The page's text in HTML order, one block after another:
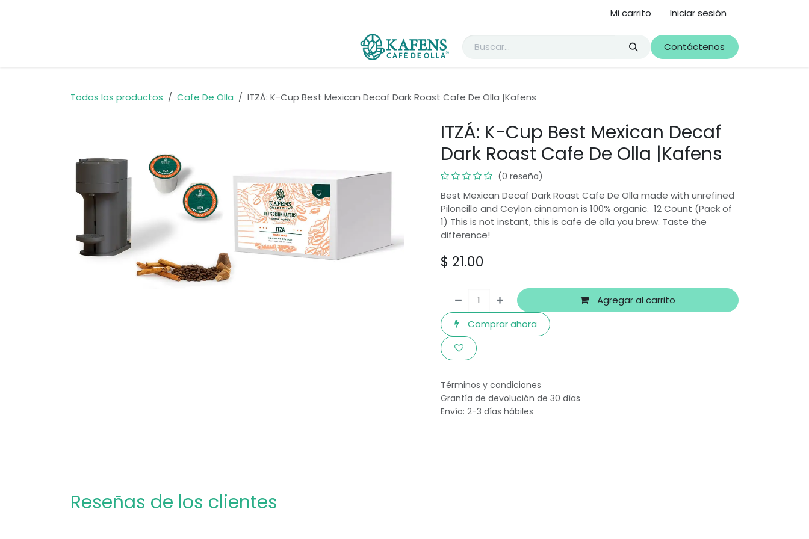
Mi carrito Iniciar sesión
Contáctenos
Todos los productos Cafe De Olla ITZÁ: K-Cup Best Mexican Decaf Dark Roast Cafe De Olla |Kafens
ITZÁ: K-Cup Best Mexican Decaf
Dark Roast Cafe De Olla |Kafens
(0 reseña)
Best Mexican Decaf Dark Roast Cafe De Olla made with unrefined
Piloncillo and Ceylon cinnamon is 100% organic. 12 Count (Pack of
1) This is not instant, this is cafe de olla you brew. Taste the
difference!
$ 21.00
Agregar al carrito
Comprar ahora
Términos y condiciones
Grantía de devolución de 30 días
Envío: 2-3 días hábiles
Reseñas de los clientes